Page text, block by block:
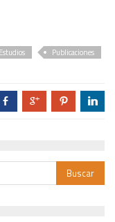
Estudios Publicaciones
b c d j